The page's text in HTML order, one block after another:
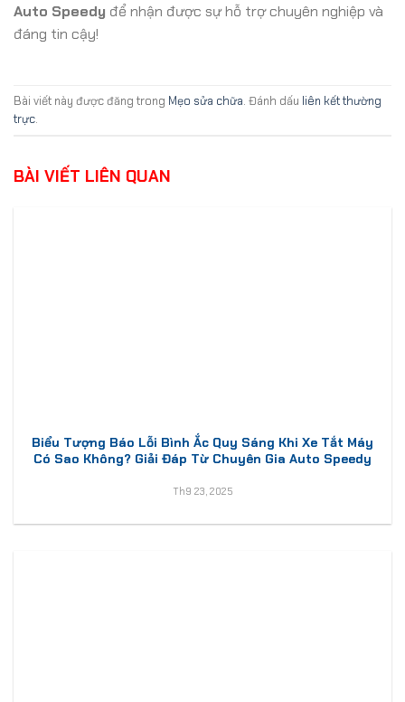
Auto Speedy để nhận được sự hỗ trợ chuyên nghiệp và
đáng tin cậy!
Bài viết này được đăng trong Mẹo sửa chữa. Đánh dấu liên kết thường
trực.
BÀI VIẾT LIÊN QUAN
Biểu Tượng Báo Lỗi Bình Ắc Quy Sáng Khi Xe Tắt Máy
Có Sao Không? Giải Đáp Từ Chuyên Gia Auto Speedy
Th9 23, 2025